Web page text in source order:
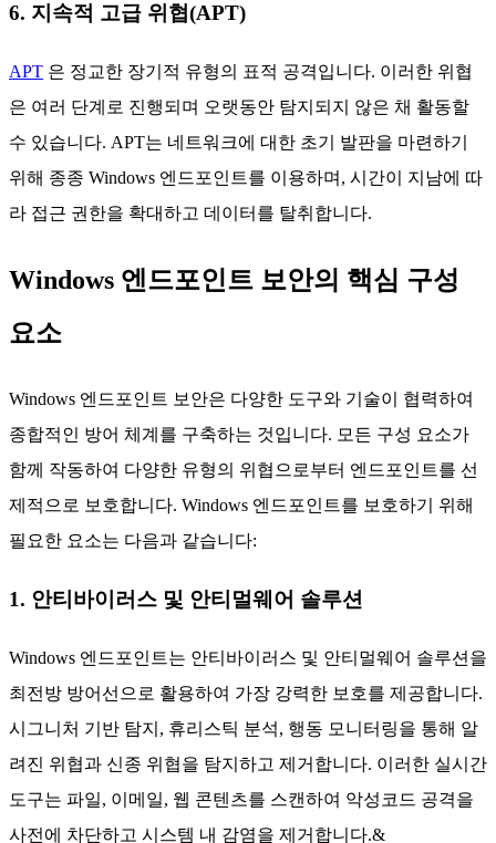
6. 지속적 고급 위협(APT)
APT 은 정교한 장기적 유형의 표적 공격입니다. 이러한 위협
은 여러 단계로 진행되며 오랫동안 탐지되지 않은 채 활동할
수 있습니다. APT는 네트워크에 대한 초기 발판을 마련하기
위해 종종 Windows 엔드포인트를 이용하며, 시간이 지남에 따
라 접근 권한을 확대하고 데이터를 탈취합니다.
Windows 엔드포인트 보안의 핵심 구성
요소
Windows 엔드포인트 보안은 다양한 도구와 기술이 협력하여
종합적인 방어 체계를 구축하는 것입니다. 모든 구성 요소가
함께 작동하여 다양한 유형의 위협으로부터 엔드포인트를 선
제적으로 보호합니다. Windows 엔드포인트를 보호하기 위해
필요한 요소는 다음과 같습니다:
1. 안티바이러스 및 안티멀웨어 솔루션
Windows 엔드포인트는 안티바이러스 및 안티멀웨어 솔루션을
최전방 방어선으로 활용하여 가장 강력한 보호를 제공합니다.
시그니처 기반 탐지, 휴리스틱 분석, 행동 모니터링을 통해 알
려진 위협과 신종 위협을 탐지하고 제거합니다. 이러한 실시간
도구는 파일, 이메일, 웹 콘텐츠를 스캔하여 악성코드 공격을
사전에 차단하고 시스템 내 감염을 제거합니다.&